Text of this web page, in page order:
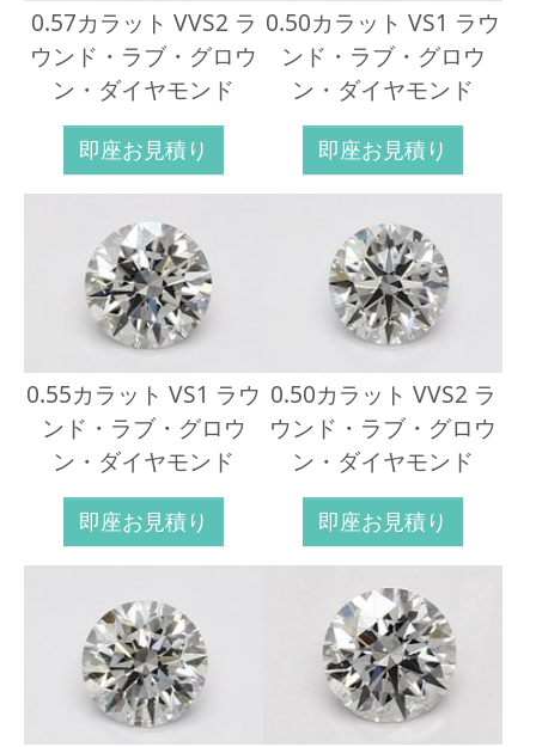
0.57カラット VVS2 ラ
ウンド・ラブ・グロウ
ン・ダイヤモンド
即座お見積り
0.50カラット VS1 ラウ
ンド・ラブ・グロウ
ン・ダイヤモンド
即座お見積り
0.55カラット VS1 ラウ
ンド・ラブ・グロウ
ン・ダイヤモンド
即座お見積り
0.50カラット VVS2 ラ
ウンド・ラブ・グロウ
ン・ダイヤモンド
即座お見積り